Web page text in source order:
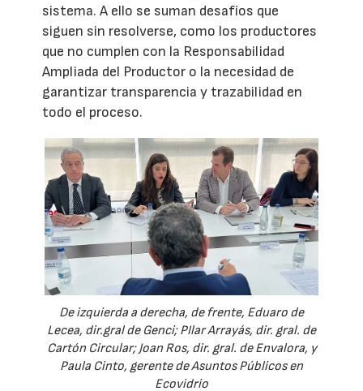
sistema. A ello se suman desafíos que
siguen sin resolverse, como los productores
que no cumplen con la Responsabilidad
Ampliada del Productor o la necesidad de
garantizar transparencia y trazabilidad en
todo el proceso.
De izquierda a derecha, de frente, Eduaro de
Lecea, dir.gral de Genci; PIlar Arrayás, dir. gral. de
Cartón Circular; Joan Ros, dir. gral. de Envalora, y
Paula Cinto, gerente de Asuntos Públicos en
Ecovidrio